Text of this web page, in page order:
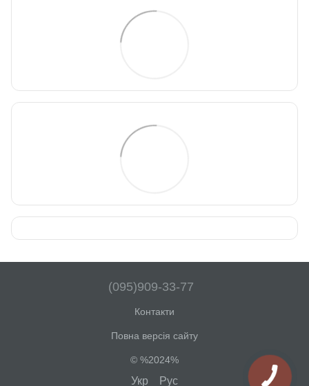
(095)909-33-77
Контакти
Повна версія сайту
© %2024%
Укр Рус